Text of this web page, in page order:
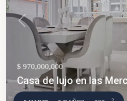
Anterior
$ 970,000,000
Casa de lujo en las